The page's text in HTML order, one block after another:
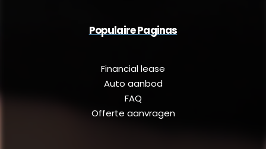
Populaire Paginas
Financial lease
Auto aanbod
FAQ
Offerte aanvragen